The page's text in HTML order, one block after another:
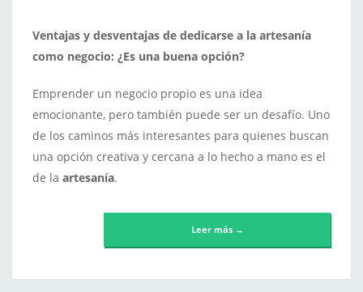
Ventajas y desventajas de dedicarse a la artesanía
como negocio: ¿Es una buena opción?
Emprender un negocio propio es una idea
emocionante, pero también puede ser un desafío. Uno
de los caminos más interesantes para quienes buscan
una opción creativa y cercana a lo hecho a mano es el
de la artesanía.
Leer más →